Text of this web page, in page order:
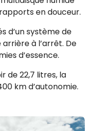
en douceur.
d’un système de
à l’arrêt. De
d’essence.
de 22,7 litres, la
km d’autonomie.